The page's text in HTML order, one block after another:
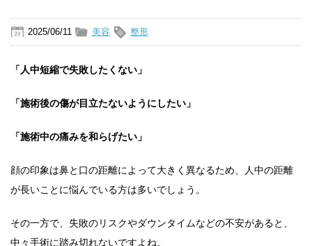
2025/06/11 美容 整形
「人中短縮で失敗したくない」
「施術後の傷が目立たないようにしたい」
「施術中の痛みを和らげたい」
顔の印象は鼻と口の距離によって大きく異なるため、人中の距離
が長いことに悩んでいる方は多いでしょう。
その一方で、失敗のリスクやダウンタイムなどの不安があると、
中々手術に踏み切れないですよね。